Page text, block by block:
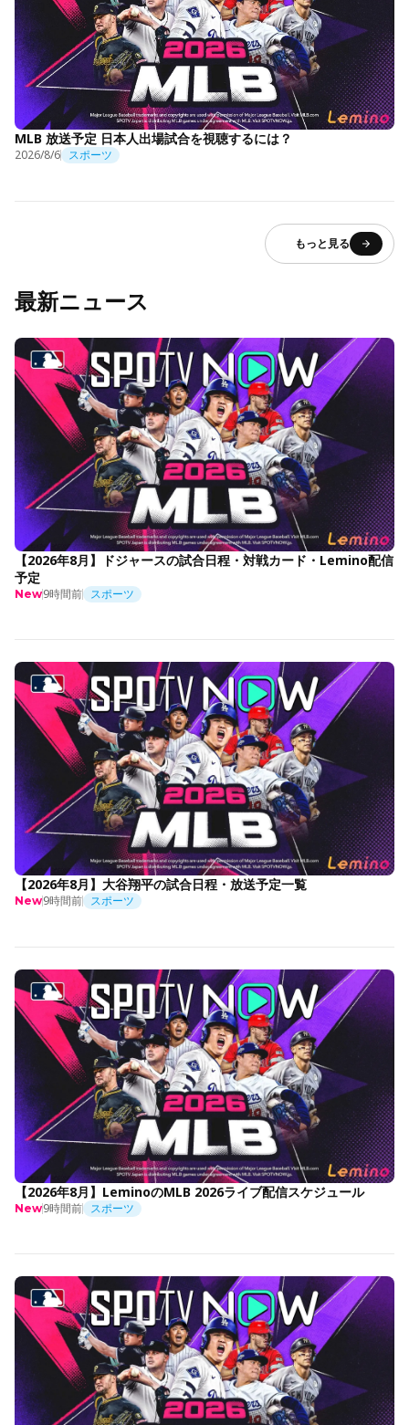
MLB 放送予定 日本人出場試合を視聴するには？
2026/8/6 スポーツ
もっと見る
最新ニュース
【2026年8月】ドジャースの試合日程・対戦カード・Lemino配信
予定
New9時間前 スポーツ
【2026年8月】大谷翔平の試合日程・放送予定一覧
New9時間前 スポーツ
【2026年8月】LeminoのMLB 2026ライブ配信スケジュール
New9時間前 スポーツ